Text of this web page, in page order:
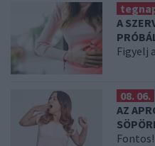
A
Figyelj
08. 06.
AZ
Fontos!